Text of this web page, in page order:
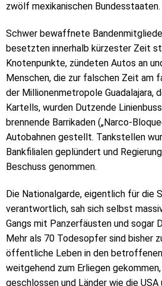
zwölf mexikanischen Bundesstaaten.
Schwer bewaffnete
besetzten innerhalb kürzester Zeit
Knotenpunkte, zündeten Autos an
Menschen, die zur falschen Zeit am
der Millionenmetropole Guadalajara,
Kartells, wurden Dutzende
brennende Barrikaden („Narco-
Autobahnen gestellt. Tankstellen
Bankfilialen geplündert und
Beschuss genommen.
Die Nationalgarde, eigentlich für die
verantwortlich, sah sich selbst
Gangs mit Panzerfäusten und sogar
Mehr als 70 Todesopfer sind bisher
öffentliche Leben in den
weitgehend zum Erliegen
geschlossen und Länder wie die